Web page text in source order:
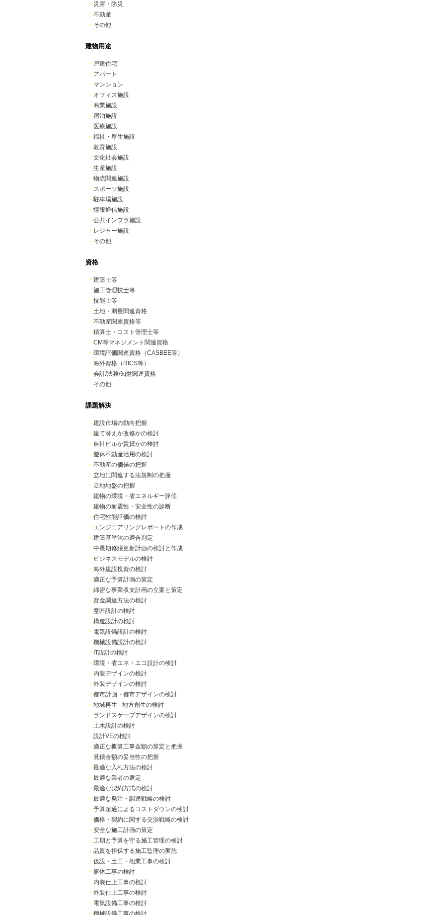
・ 災害・防災
・ 不動産
・ その他
建物用途
・ 戸建住宅
・ アパート
・ マンション
・ オフィス施設
・ 商業施設
・ 宿泊施設
・ 医療施設
・ 福祉・厚生施設
・ 教育施設
・ 文化社会施設
・ 生産施設
・ 物流関連施設
・ スポーツ施設
・駐車場施設
・情報通信施設
・ 公共インフラ施設
・ レジャー施設
・ その他
資格
・ 建築士等
・ 施工管理技士等
・ 技能士等
・ 土地・測量関連資格
・ 不動産関連資格等
・ 積算士・コスト管理士等
・ CM等マネジメント関連資格
・ 環境評価関連資格（CASBEE等）
・ 海外資格（RICS等）
・ 会計/法務/知財関連資格
・ その他
課題解決
・ 建設市場の動向把握
・ 建て替えか改修かの検討
・ 自社ビルか賃貸かの検討
・ 遊休不動産活用の検討
・ 不動産の価値の把握
・ 立地に関連する法規制の把握
・ 立地地盤の把握
・ 建物の環境・省エネルギー評価
・ 建物の耐震性・安全性の診断
・ 住宅性能評価の検討
・ エンジニアリングレポートの作成
・ 建築基準法の適合判定
・ 中長期修繕更新計画の検討と作成
・ ビジネスモデルの検討
・ 海外建設投資の検討
・ 適正な予算計画の策定
・ 綿密な事業収支計画の立案と策定
・ 資金調達方法の検討
・ 意匠設計の検討
・ 構造設計の検討
・ 電気設備設計の検討
・ 機械設備設計の検討
・ IT設計の検討
・ 環境・省エネ・エコ設計の検討
・ 内装デザインの検討
・ 外装デザインの検討
・ 都市計画・都市デザインの検討
・ 地域再生 - 地方創生の検討
・ ランドスケープデザインの検討
・ 土木設計の検討
・ 設計VEの検討
・ 適正な概算工事金額の算定と把握
・ 見積金額の妥当性の把握
・ 最適な入札方法の検討
・ 最適な業者の選定
・ 最適な契約方式の検討
・ 最適な発注・調達戦略の検討
・ 予算超過によるコストダウンの検討
・ 価格・契約に関する交渉戦略の検討
・ 安全な施工計画の策定
・ 工期と予算を守る施工管理の検討
・ 品質を担保する施工監理の実施
・ 仮設・土工・地業工事の検討
・ 躯体工事の検討
・ 内装仕上工事の検討
・ 外装仕上工事の検討
・ 電気設備工事の検討
・ 機械設備工事の検討